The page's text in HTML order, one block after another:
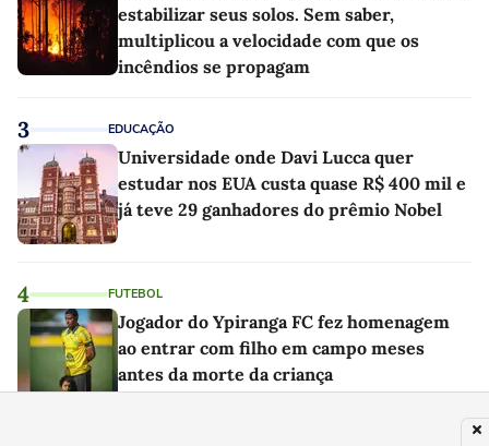
estabilizar seus solos. Sem saber,
multiplicou a velocidade com que os
incêndios se propagam
3 EDUCAÇÃO
Universidade onde Davi Lucca quer
estudar nos EUA custa quase R$ 400 mil e
já teve 29 ganhadores do prêmio Nobel
4 FUTEBOL
Jogador do Ypiranga FC fez homenagem
ao entrar com filho em campo meses
antes da morte da criança